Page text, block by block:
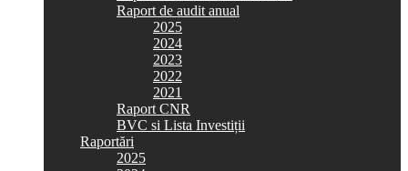
Raport de audit anual
2025
2024
2023
2022
2021
Raport CNR
BVC si Lista Investiții
Raportări
2025